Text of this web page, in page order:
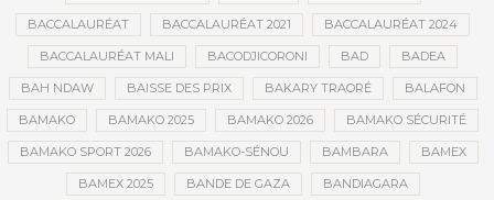
BACCALAURÉAT BACCALAURÉAT 2021 BACCALAURÉAT 2024
BACCALAURÉAT MALI BACODJICORONI BAD BADEA
BAH NDAW BAISSE DES PRIX BAKARY TRAORÉ BALAFON
BAMAKO BAMAKO 2025 BAMAKO 2026 BAMAKO SÉCURITÉ
BAMAKO SPORT 2026 BAMAKO-SÉNOU BAMBARA BAMEX
BAMEX 2025 BANDE DE GAZA BANDIAGARA